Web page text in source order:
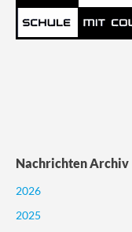
Nachrichten Archiv
2026
2025